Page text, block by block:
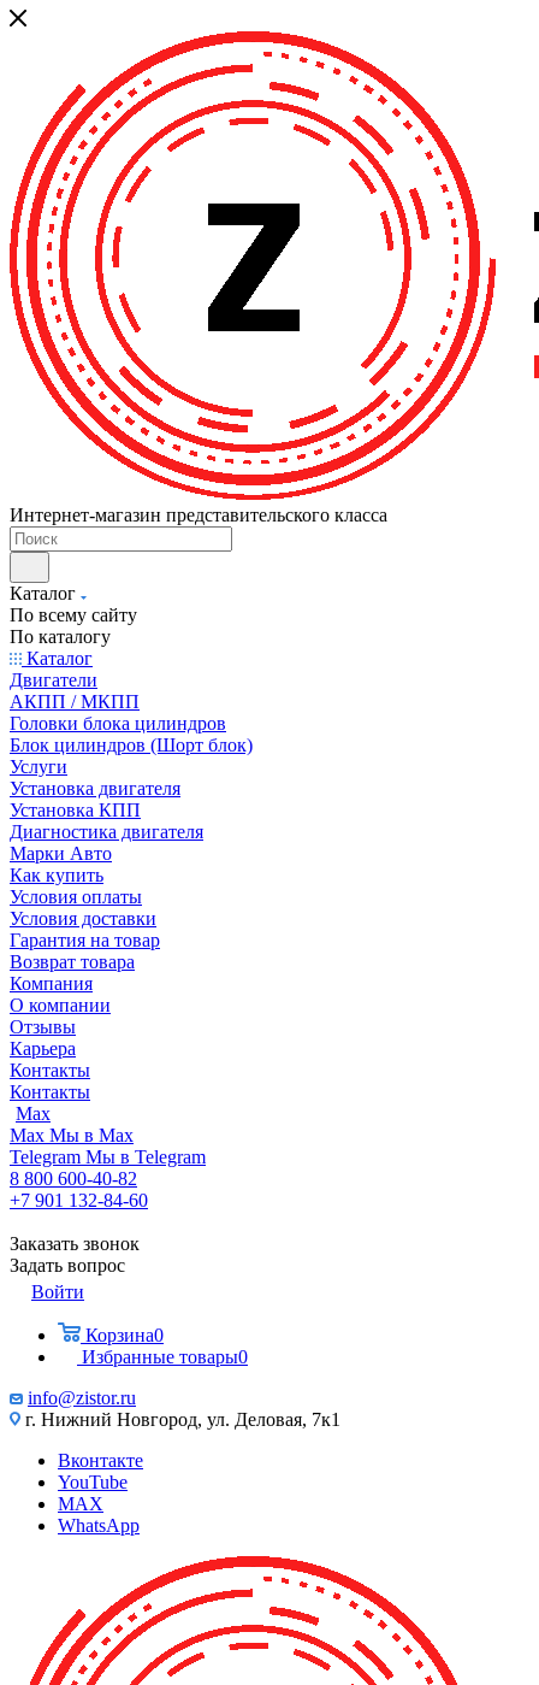
Интернет-магазин представительского класса
Каталог
По всему сайту
По каталогу
Каталог
Двигатели
АКПП / МКПП
Головки блока цилиндров
Блок цилиндров (Шорт блок)
Услуги
Установка двигателя
Установка КПП
Диагностика двигателя
Марки Авто
Как купить
Условия оплаты
Условия доставки
Гарантия на товар
Возврат товара
Компания
О компании
Отзывы
Карьера
Контакты
Контакты
Max
Max Мы в Max
Telegram Мы в Telegram
8 800 600-40-82
+7 901 132-84-60
Заказать звонок
Задать вопрос
Войти
Корзина0
Избранные товары0
info@zistor.ru
г. Нижний Новгород, ул. Деловая, 7к1
Вконтакте
YouTube
MAX
WhatsApp